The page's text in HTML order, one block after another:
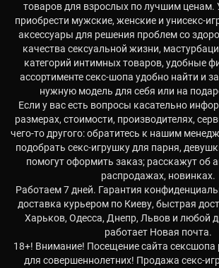
товаров для взрослых по лучшим ценам.
приобрести мужские, женские и унисекс-
аксессуары для решения проблем со
качества сексуальной жизни,
категорий интимных товаров, удобные
ассортименте секс-шопа удобно найти и
нужную модель для себя или на
Если у вас есть вопросы касательно
размерах, стоимости, производителях,
чего-то другого: обратитесь к нашим
подобрать секс-игрушку для парня,
помогут оформить заказ; расскажут об
распродажах, новинках.
Работаем 7 дней. Гарантия
доставка курьером по Киеву, быстрая
Харьков, Одесса, Днепр, Львов и любой
работает Новая почта.
18+! Внимание! Посещение сайта сексшопа
для совершеннолетних! Продажа секс-